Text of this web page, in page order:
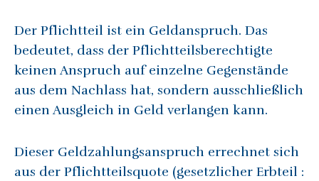
Der Pflichtteil ist ein Geldanspruch. Das
bedeutet, dass der Pflichtteilsberechtigte
keinen Anspruch auf einzelne Gegenstände
aus dem Nachlass hat, sondern ausschließlich
einen Ausgleich in Geld verlangen kann.
Dieser Geldzahlungsanspruch errechnet sich
aus der Pflichtteilsquote (gesetzlicher Erbteil :